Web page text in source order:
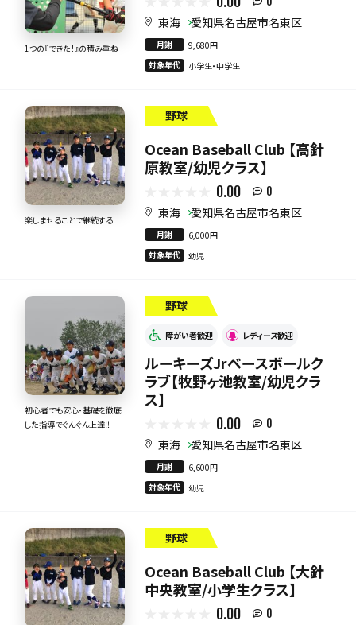
1つの『できた！』の積み重ね
東海 愛知県名古屋市名東区
月謝
9,680円
対象年代
小学生・中学生
楽しませることで継続する
野球
Ocean Baseball Club 【高針
原教室/幼児クラス】
0.00 0
東海 愛知県名古屋市名東区
月謝
6,000円
対象年代
幼児
初心者でも安心・基礎を徹底
した指導でぐんぐん上達‼
野球
障がい者歓迎 レディース歓迎
ルーキーズJrベースボールク
ラブ【牧野ヶ池教室/幼児クラ
ス】
0.00 0
東海 愛知県名古屋市名東区
月謝
6,600円
対象年代
幼児
野球
Ocean Baseball Club 【大針
中央教室/小学生クラス】
0.00 0